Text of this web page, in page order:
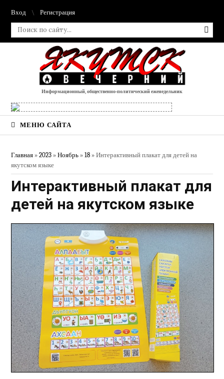
Вход Регистрация
Информационный, общественно-политический еженедельник
МЕНЮ САЙТА
Главная »2023 » Ноябрь » 18 » Интерактивный плакат для детей на
якутском языке
Интерактивный плакат для
детей на якутском языке